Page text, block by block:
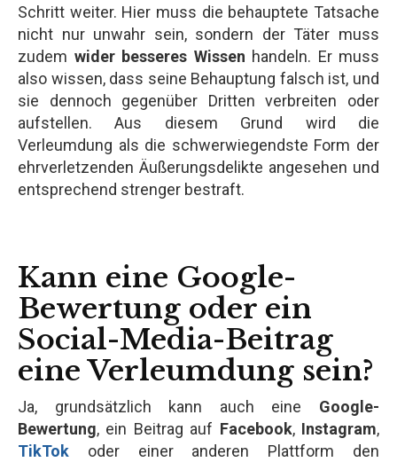
Schritt weiter. Hier muss die behauptete Tatsache
nicht nur unwahr sein, sondern der Täter muss
zudem wider besseres Wissen handeln. Er muss
also wissen, dass seine Behauptung falsch ist, und
sie dennoch gegenüber Dritten verbreiten oder
aufstellen. Aus diesem Grund wird die
Verleumdung als die schwerwiegendste Form der
ehrverletzenden Äußerungsdelikte angesehen und
entsprechend strenger bestraft.
Kann eine Google-
Bewertung oder ein
Social-Media-Beitrag
eine Verleumdung sein?
Ja, grundsätzlich kann auch eine Google-
Bewertung, ein Beitrag auf Facebook, Instagram,
TikTok oder einer anderen Plattform den